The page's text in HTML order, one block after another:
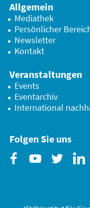
Allgemein
Mediathek
Persönlicher
Newsletter
Kontakt
Veranstaltungen
Events
Eventarchiv
International
Folgen Sie uns